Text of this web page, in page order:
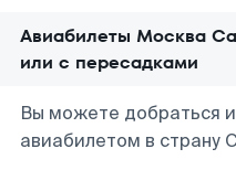
Авиабилеты Москва
или с пересадками
Вы можете добраться
авиабилетом в страну